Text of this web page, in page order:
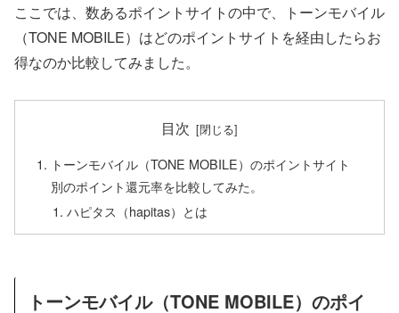
ここでは、数あるポイントサイトの中で、トーンモバイル
（TONE MOBILE）はどのポイントサイトを経由したらお
得なのか比較してみました。
目次
トーンモバイル（TONE MOBILE）のポイントサイト
別のポイント還元率を比較してみた。
ハピタス（hapitas）とは
トーンモバイル（TONE MOBILE）のポイ